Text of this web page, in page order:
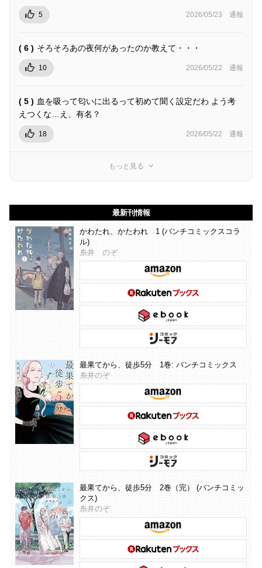
5 2026/05/23 通報
( 6 ) そろそろあの夜何があったのか教えて・・・
10 2026/05/22 通報
( 5 ) 血を吸って匂いに出るって初めて聞く設定だわ よう考
えつくな…え、有名？
18 2026/05/22 通報
もっと見る
最新刊情報
かわたれ、かたわれ 1 (バンチコミックスコラ
ル)
糸井 のぞ
最果てから、徒歩5分 1巻: バンチコミックス
糸井のぞ
最果てから、徒歩5分 2巻（完） (バンチコミッ
クス)
糸井のぞ